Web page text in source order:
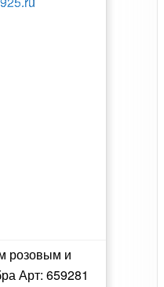
розовым и
Арт: 659281